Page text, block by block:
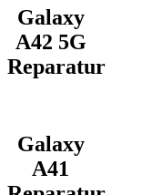
Galaxy
A42 5G
Reparatur
Galaxy
A41